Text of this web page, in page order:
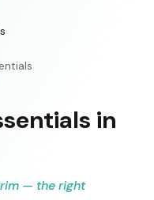
in
— the right